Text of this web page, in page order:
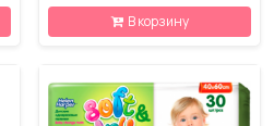
В корзину